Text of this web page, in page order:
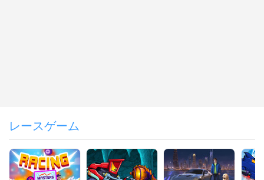
レースゲーム